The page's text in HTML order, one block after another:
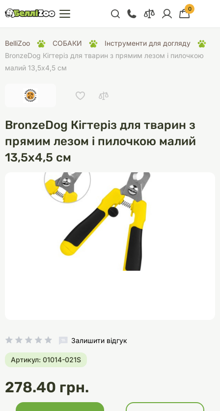
+38 (068) 300 91 91
Відділ продажу
+38 (068) 479 28
76
0
BelliZoo СОБАКИ
Інструменти для догляду
BronzeDog Кігтеріз для тварин з прямим лезом і пилочкою
малий 13,5х4,5 см
BronzeDog Кігтеріз для тварин з
прямим лезом і пилочкою малий
13,5х4,5 см
Залишити відгук
Артикул: 01014-021S
278.40 грн.